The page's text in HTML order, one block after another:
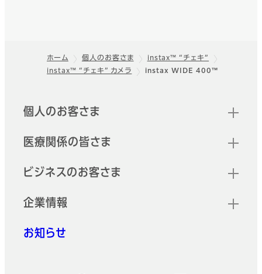
フッター
ホーム 個人のお客さま
instax™ “チェキ”
instax™ “チェキ” カメラ
instax WIDE 400™
クイックリンク
個人のお客さま
医療関係の皆さま
ビジネスのお客さま
企業情報
お知らせ